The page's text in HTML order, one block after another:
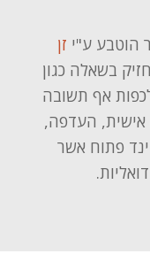
הוטבע ע"י זן
בשאלה כגון
אף תשובה
אישית, העדפה,
פתוח אשר